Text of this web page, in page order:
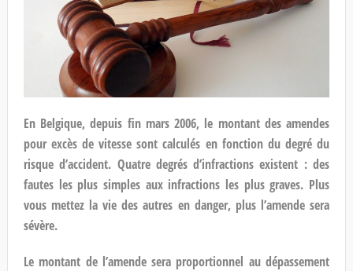
En Belgique, depuis fin mars 2006, le montant des amendes
pour excès de vitesse sont calculés en fonction du degré du
risque d’accident. Quatre degrés d’infractions existent : des
fautes les plus simples aux infractions les plus graves. Plus
vous mettez la vie des autres en danger, plus l’amende sera
sévère.
Le montant de l’amende sera proportionnel au dépassement